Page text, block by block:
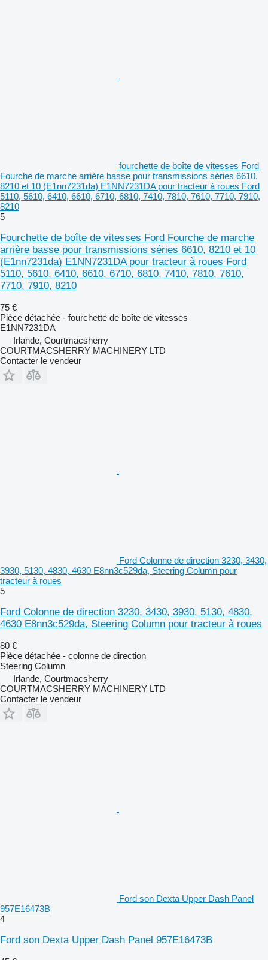
fourchette de boîte de vitesses Ford
Fourche de marche arrière basse pour transmissions séries 6610,
8210 et 10 (E1nn7231da) E1NN7231DA pour tracteur à roues Ford
5110, 5610, 6410, 6610, 6710, 6810, 7410, 7810, 7610, 7710, 7910,
8210
5
Fourchette de boîte de vitesses Ford Fourche de marche
arrière basse pour transmissions séries 6610, 8210 et 10
(E1nn7231da) E1NN7231DA pour tracteur à roues Ford
5110, 5610, 6410, 6610, 6710, 6810, 7410, 7810, 7610,
7710, 7910, 8210
75 €
Pièce détachée - fourchette de boîte de vitesses
E1NN7231DA
Irlande, Courtmacsherry
COURTMACSHERRY MACHINERY LTD
Contacter le vendeur
Ford Colonne de direction 3230, 3430,
3930, 5130, 4830, 4630 E8nn3c529da, Steering Column pour
tracteur à roues
5
Ford Colonne de direction 3230, 3430, 3930, 5130, 4830,
4630 E8nn3c529da, Steering Column pour tracteur à roues
80 €
Pièce détachée - colonne de direction
Steering Column
Irlande, Courtmacsherry
COURTMACSHERRY MACHINERY LTD
Contacter le vendeur
Ford son Dexta Upper Dash Panel
957E16473B
4
Ford son Dexta Upper Dash Panel 957E16473B